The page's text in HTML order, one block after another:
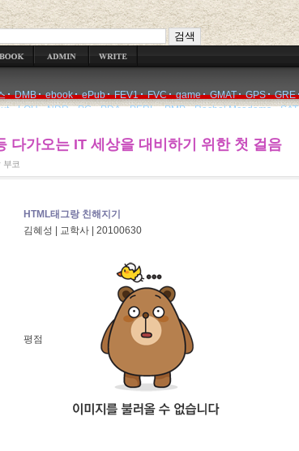
DMB ebook ePub FEV1 FVC game GMAT GPS GRE
LOH NDR PC PDA PERL PMP Rachel Mcadams SAT
다가오는 IT 세상을 대비하기 위한 첫 걸음
부코
HTML태그랑 친해지기
김혜성 | 교학사 | 20100630
평점